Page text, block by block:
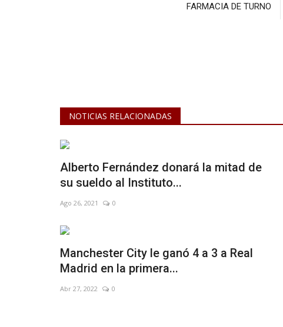
FARMACIA DE TURNO
NOTICIAS RELACIONADAS
Alberto Fernández donará la mitad de
su sueldo al Instituto...
Ago 26, 2021 0
Manchester City le ganó 4 a 3 a Real
Madrid en la primera...
Abr 27, 2022 0
viene un fuerteSe juega la 7ma fecha del Apertura